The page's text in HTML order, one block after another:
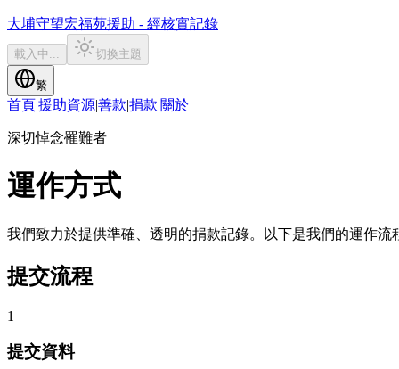
大埔守望宏福苑援助 - 經核實記錄
載入中... 切換主題
繁
首頁|援助資源|善款|捐款|關於
深切悼念罹難者
運作方式
我們致力於提供準確、透明的捐款記錄。以下是我們的運作流
提交流程
1
提交資料